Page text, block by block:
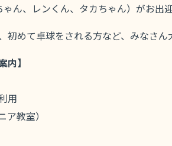
ん、レンくん、タカちゃん）がお出
初めて卓球をされる方など、みなさ
内】
用
教室）